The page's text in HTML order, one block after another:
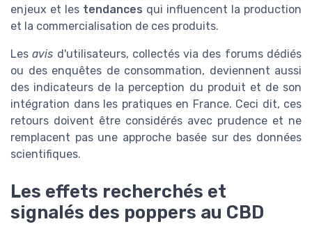
enjeux et les tendances qui influencent la production
et la commercialisation de ces produits.
Lesavis d'utilisateurs, collectés via des forums dédiés
ou des enquêtes de consommation, deviennent aussi
des indicateurs de la perception du produit et de son
intégration dans les pratiques en France. Ceci dit, ces
retours doivent être considérés avec prudence et ne
remplacent pas une approche basée sur des données
scientifiques.
Les effets recherchés et
signalés des poppers au CBD